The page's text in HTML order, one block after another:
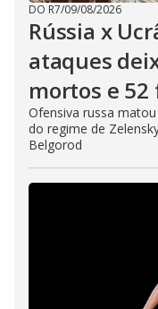
DO R7/09/08/2026
Rússia x
ataques
mortos e 52
Ofensiva russa
do regime de
Belgorod